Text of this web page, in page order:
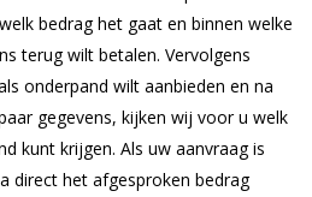
bedrag het gaat en binnen welke
terug wilt betalen. Vervolgens
onderpand wilt aanbieden en na
gegevens, kijken wij voor u welk
kunt krijgen. Als uw aanvraag is
direct het afgesproken bedrag